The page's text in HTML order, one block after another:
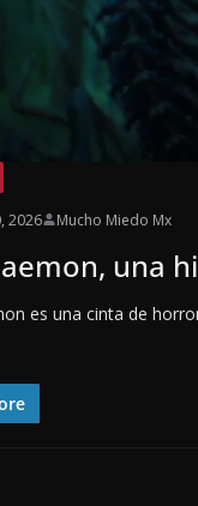
2026 Mucho Miedo Mx
una
es una cinta de